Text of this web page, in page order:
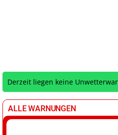
Derzeit liegen keine
ALLE WARNUNGEN